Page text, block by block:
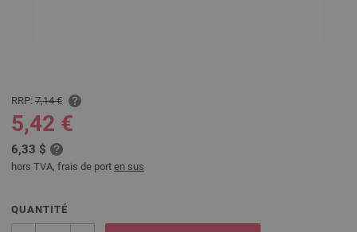
RRP: 7,14 €
5,42 €
6,33 $
hors TVA, frais de port en sus
QUANTITÉ